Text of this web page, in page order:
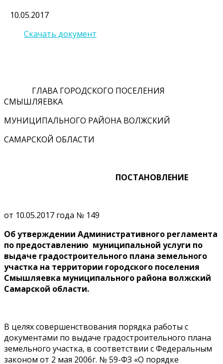
10.05.2017
Скачать документ
ГЛАВА ГОРОДСКОГО ПОСЕЛЕНИЯ
СМЫШЛЯЕВКА
МУНИЦИПАЛЬНОГО РАЙОНА ВОЛЖСКИЙ
САМАРСКОЙ ОБЛАСТИ
ПОСТАНОВЛЕНИЕ
от 10.05.2017 года № 149
Об утверждении Административного регламента
по предоставлению муниципальной услуги по
выдаче градостроительного плана земельного
участка на территории городского поселения
Смышляевка муниципального района волжский
Самарской области.
В целях совершенствования порядка работы с
документами по выдаче градостроительного плана
земельного участка, в соответствии с Федеральным
законом от 2 мая 2006г. № 59-ФЗ «О порядке